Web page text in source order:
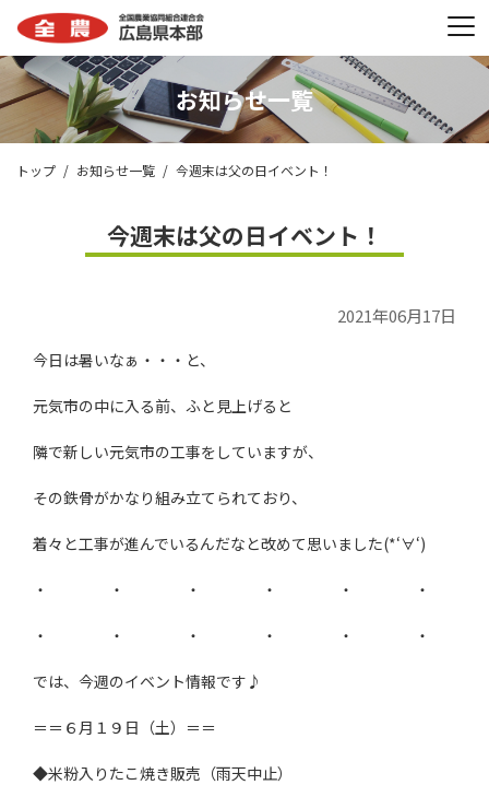
お知らせ一覧
トップ お知らせ一覧 今週末は父の日イベント！
今週末は父の日イベント！
2021年06月17日
今日は暑いなぁ・・・と、
元気市の中に入る前、ふと見上げると
隣で新しい元気市の工事をしていますが、
その鉄骨がかなり組み立てられており、
着々と工事が進んでいるんだなと改めて思いました(*‘∀‘)
・ ・ ・ ・ ・ ・
・ ・ ・ ・ ・ ・
では、今週のイベント情報です♪
＝＝６月１９日（土）＝＝
◆米粉入りたこ焼き販売（雨天中止）